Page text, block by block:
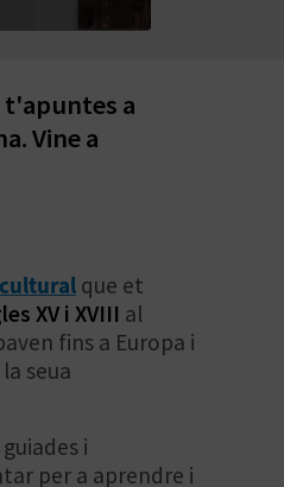
t'apuntes a
Vine a
que et
XV i XVIII al
fins a Europa i
seua
i
per a aprendre i